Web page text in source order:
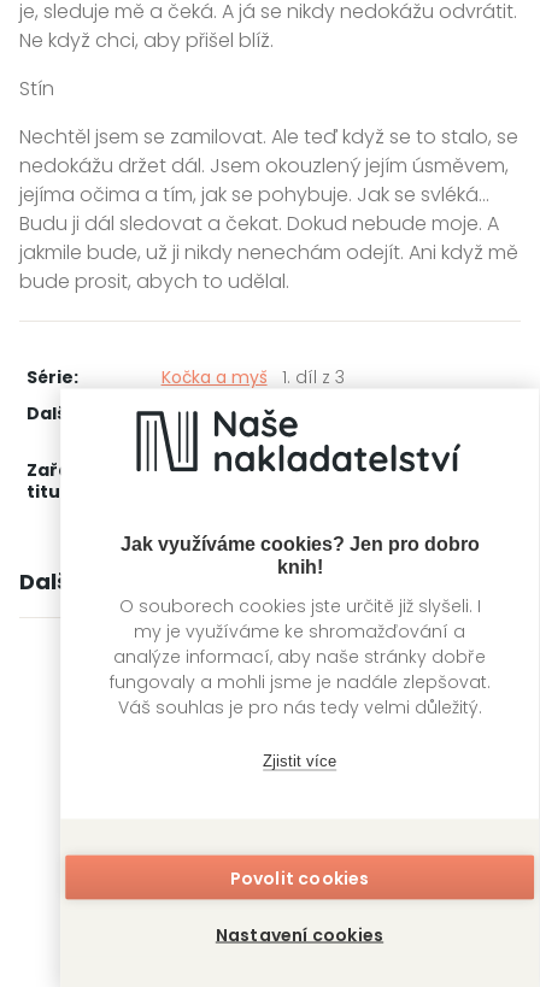
Jak využíváme cookies? Jen pro dobro
knih!
O souborech cookies jste určitě již slyšeli. I
my je využíváme ke shromažďování a
analýze informací, aby naše stránky dobře
fungovaly a mohli jsme je nadále zlepšovat.
Váš souhlas je pro nás tedy velmi důležitý.
Zjistit více
Povolit cookies
Nastavení cookies
je, sleduje mě a čeká. A já se nikdy nedokážu odvrátit.
Ne když chci, aby přišel blíž.
Stín
Nechtěl jsem se zamilovat. Ale teď když se to stalo, se
nedokážu držet dál. Jsem okouzlený jejím úsměvem,
jejíma očima a tím, jak se pohybuje. Jak se svléká...
Budu ji dál sledovat a čekat. Dokud nebude moje. A
jakmile bude, už ji nikdy nenechám odejít. Ani když mě
bude prosit, abych to udělal.
Série: Kočka a myš
1. díl z 3
Další díly:
2.Hunting Adeline: Hon na Adeline
3.
Kde je Molly?
Zařažení
titulu:
Kategorie >Erotické romány‣ Horory
Další knihy autora